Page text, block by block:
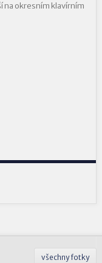
na okresním klavírním
všechny fotky